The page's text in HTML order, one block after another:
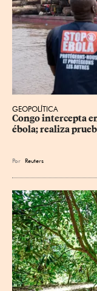
GEOPOLÍTICA
Congo intercepta
ébola; realiza
Por Reuters